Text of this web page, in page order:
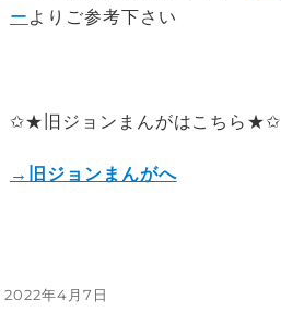
ー よりご参考下さい
✩★旧ジョンまんがはこちら★✩
→旧ジョンまんがへ
投
2022年4月7日